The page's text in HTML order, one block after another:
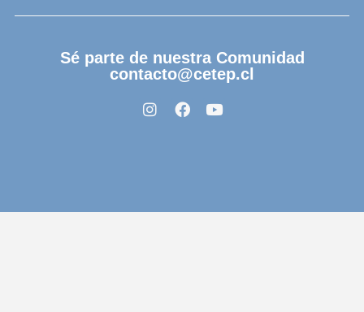
Sé parte de nuestra Comunidad
contacto@cetep.cl